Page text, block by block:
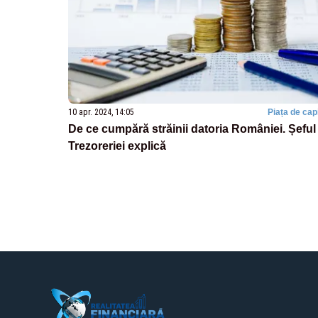
10 apr. 2024, 14:05 Piața de
De ce cumpără străinii datoria României. Șeful
Trezoreriei explică